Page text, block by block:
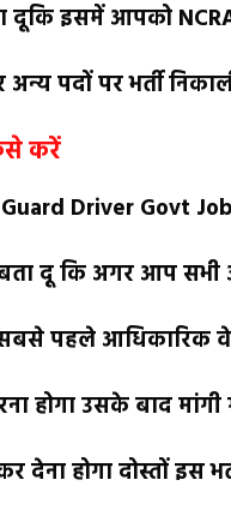
इसमें आपको
पदों पर भर्ती
करें
Driver Govt
बता दू कि अगर आप
पहले आधिकारिक
होगा उसके बाद
देना होगा दोस्तों इस